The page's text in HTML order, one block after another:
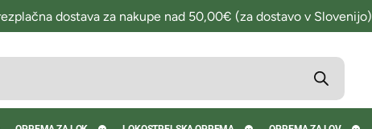
dostava za nakupe nad 50,00€ (za dostavo v Slovenijo)